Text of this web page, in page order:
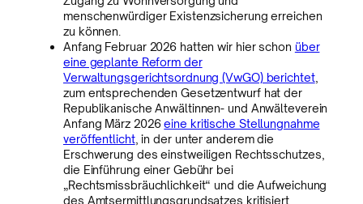
menschenwürdiger Existenzsicherung erreichen
zu können.
Anfang Februar 2026 hatten wir hier schon über
eine geplante Reform der
Verwaltungsgerichtsordnung (VwGO) berichtet,
zum entsprechenden Gesetzentwurf hat der
Republikanische Anwältinnen- und Anwälteverein
Anfang März 2026eine kritische Stellungnahme
veröffentlicht, in der unter anderem die
Erschwerung des einstweiligen Rechtsschutzes,
die Einführung einer Gebühr bei
„Rechtsmissbräuchlichkeit“ und die Aufweichung
des Amtsermittlungsgrundsatzes kritisiert